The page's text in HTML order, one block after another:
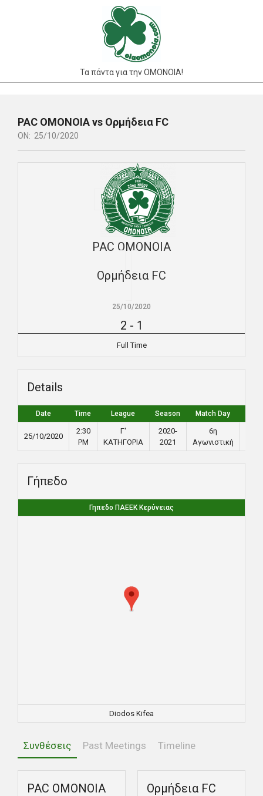
Τα πάντα για την ΟΜΟΝΟΙΑ!
Navigation
Menu
PAC ΟΜΟΝΟΙΑ vs Ορμήδεια FC
ON: 25/10/2020
PAC ΟΜΟΝΟΙΑ
Ορμήδεια FC
25/10/2020
2 - 1
Full Time
Details
Date Time League Season Match Day
25/10/2020
2:30
PM
Γ'
ΚΑΤΗΓΟΡΙΑ
2020-
2021
6η
Αγωνιστική
Γήπεδο
Γηπεδο ΠΑΕΕΚ Κερύνειας
Diodos Kifea
Συνθέσεις Past Meetings Timeline
PAC ΟΜΟΝΟΙΑ Ορμήδεια FC